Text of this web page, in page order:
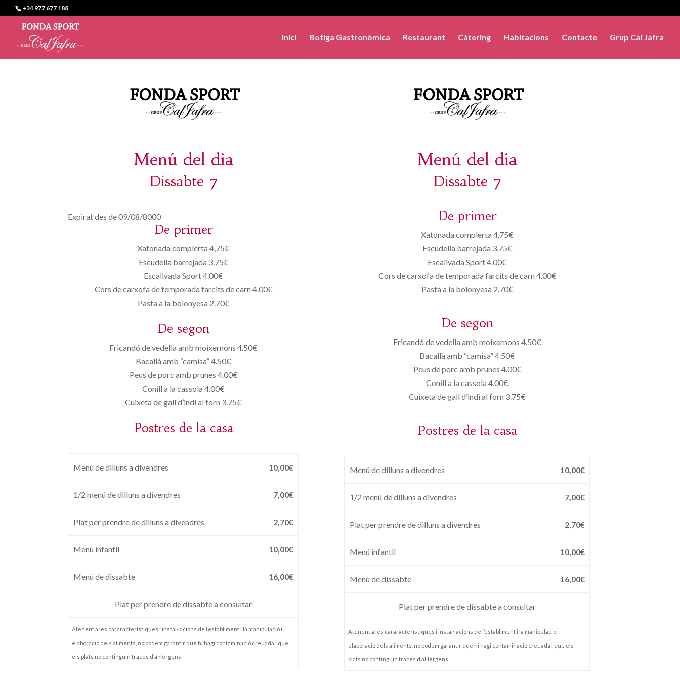
+34 977 677 188
Inici Botiga Gastronòmica Restaurant Càtering Habitacions Contacte Grup Cal Jafra
Menú del dia
Dissabte 7
Expirat des de 09/08/8000
De primer
Xatonada complerta 4,75€
Escudella barrejada 3.75€
Escalivada Sport 4.00€
Cors de carxofa de temporada farcits de carn 4.00€
Pasta a la bolonyesa 2.70€
De segon
Fricandó de vedella amb moixernons 4.50€
Bacallà amb “camisa” 4.50€
Peus de porc amb prunes 4.00€
Conill a la cassola 4.00€
Cuixeta de gall d’indi al forn 3.75€
Postres de la casa
Menú de dilluns a divendres 10,00€
1/2 menú de dilluns a divendres 7,00€
Plat per prendre de dilluns a divendres 2,70€
Menú infantil 10,00€
Menú de dissabte 16,00€
Plat per prendre de dissabte a consultar
Atenent a les cararacterístiques i instal·lacions de l’establiment i la manipulació i
elaboració dels aliments, no podem garantir que hi hagi contaminació creuada i que
els plats no continguin traces d’al·lèrgens
Menú del dia
Dissabte 7
De primer
Xatonada complerta 4,75€
Escudella barrejada 3.75€
Escalivada Sport 4.00€
Cors de carxofa de temporada farcits de carn 4.00€
Pasta a la bolonyesa 2.70€
De segon
Fricandó de vedella amb moixernons 4.50€
Bacallà amb “camisa” 4.50€
Peus de porc amb prunes 4.00€
Conill a la cassola 4.00€
Cuixeta de gall d’indi al forn 3.75€
Postres de la casa
Menú de dilluns a divendres 10,00€
1/2 menú de dilluns a divendres 7,00€
Plat per prendre de dilluns a divendres 2,70€
Menú infantil 10,00€
Menú de dissabte 16,00€
Plat per prendre de dissabte a consultar
Atenent a les cararacterístiques i instal·lacions de l’establiment i la manipulació i
elaboració dels aliments, no podem garantir que hi hagi contaminació creuada i que els
plats no continguin traces d’al·lèrgens